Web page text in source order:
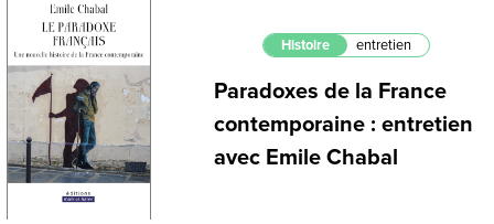
Histoire entretien
Paradoxes de la France
contemporaine : entretien
avec Emile Chabal